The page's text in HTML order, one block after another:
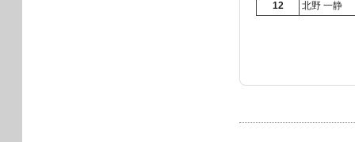
12 北野 一静